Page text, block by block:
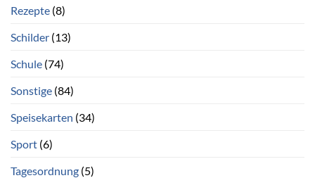
Rezepte (8)
Schilder (13)
Schule (74)
Sonstige (84)
Speisekarten (34)
Sport (6)
Tagesordnung (5)